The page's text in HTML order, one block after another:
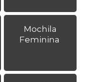
Mochila
Feminina